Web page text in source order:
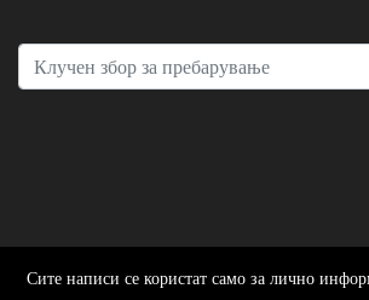
Сите написи се користат само за лично